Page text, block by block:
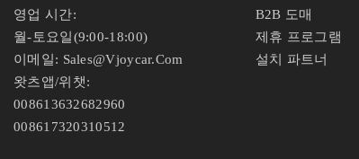
영업 시간:
월-토요일(9:00-18:00)
이메일: Sales@vjoycar.com
왓츠앱/위챗:
008613632682960
008617320310512
B2B 도매
제휴 프로그램
설치 파트너